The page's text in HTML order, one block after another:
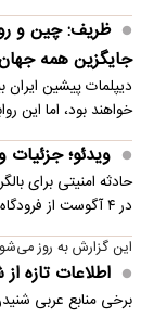
ظریف: چین و
جایگزین همه
دیپلمات پیشین ایران
خواهند بود، اما این
ویدئو؛ جزئیات
در ۴ آگوست از فرودگاه الیپس خارج شد، در حالی که…
این گزارش به روز
اطلاعات تازه
برخی منابع عربی